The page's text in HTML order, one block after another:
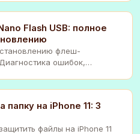
Flash USB: полное
флеш-
ошибок,
папку на iPhone 11: 3
файлы на iPhone 11